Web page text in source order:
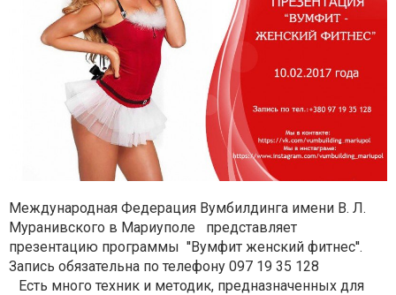
Международная Федерация Вумбилдинга имени В. Л.
Муранивского в Мариуполе представляет
презентацию программы ''Вумфит женский фитнес''.
Запись обязательна по телефону 097 19 35 128
Есть много техник и методик, предназначенных для